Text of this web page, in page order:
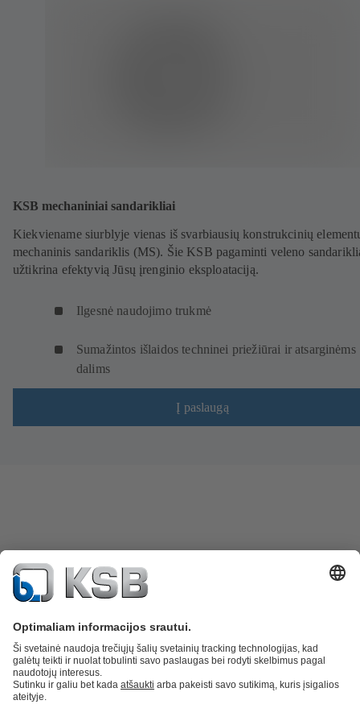
KSB mechaniniai sandarikliai
Kiekviename siurblyje vienas iš svarbiausių konstrukcinių
mechaninis sandariklis (MS). Šie KSB pagaminti veleno
užtikrina efektyvią Jūsų įrenginio eksploataciją.
Ilgesnė naudojimo trukmė
Sumažintos išlaidos techninei priežiūrai ir atsarginėms
dalims
Į paslaugą